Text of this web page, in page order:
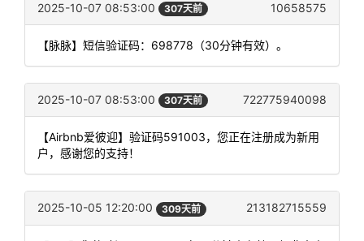
2025-10-07 08:53:00 307天前 10658575
【脉脉】短信验证码：698778（30分钟有效）。
2025-10-07 08:53:00 307天前 722775940098
【Airbnb爱彼迎】验证码591003，您正在注册成为新用
户，感谢您的支持！
2025-10-05 12:20:00 309天前 213182715559